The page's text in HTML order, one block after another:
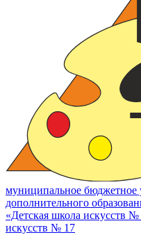
муниципальное бюджетное
дополнительного
«Детская школа искусств №
искусств № 17